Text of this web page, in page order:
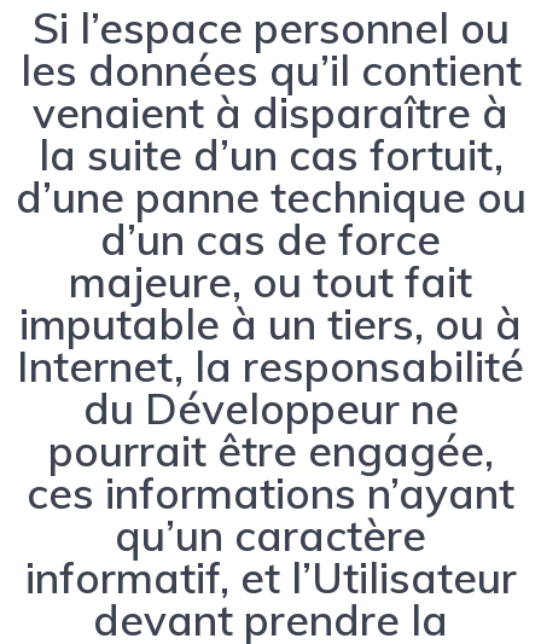
Si l’espace personnel ou
les données qu’il contient
venaient à disparaître à
la suite d’un cas fortuit,
d’une panne technique ou
d’un cas de force
majeure, ou tout fait
imputable à un tiers, ou à
Internet, la responsabilité
du Développeur ne
pourrait être engagée,
ces informations n’ayant
qu’un caractère
informatif, et l’Utilisateur
devant prendre la